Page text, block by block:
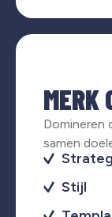
MERK
Domineren
samen
Stijl